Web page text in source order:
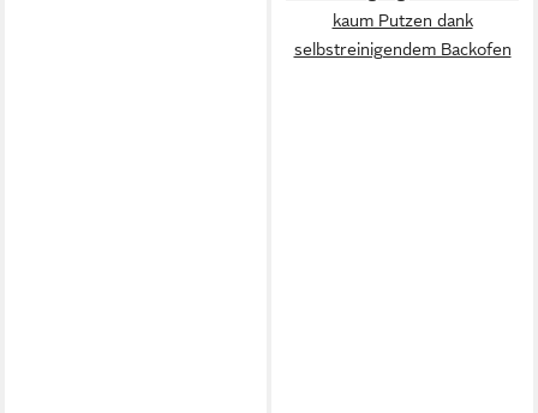
kaum Putzen dank
selbstreinigendem Backofen